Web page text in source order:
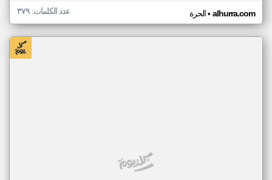
الحرة• alhurra.com عدد الكلمات: ٣٧٩